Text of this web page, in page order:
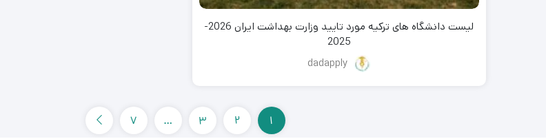
لیست دانشگاه های ترکیه مورد تایید وزارت بهداشت ایران 2026-
2025
dadapply
1
2
3
…
7